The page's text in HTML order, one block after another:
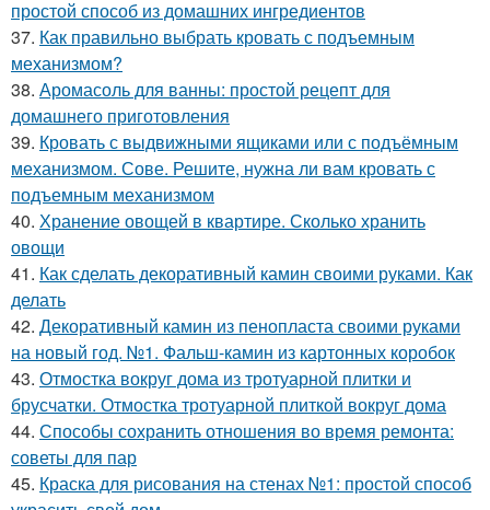
простой способ из домашних ингредиентов
37. Как правильно выбрать кровать с подъемным
механизмом?
38. Аромасоль для ванны: простой рецепт для
домашнего приготовления
39. Кровать с выдвижными ящиками или с подъёмным
механизмом. Сове. Решите, нужна ли вам кровать с
подъемным механизмом
40. Хранение овощей в квартире. Сколько хранить
овощи
41. Как сделать декоративный камин своими руками. Как
делать
42. Декоративный камин из пенопласта своими руками
на новый год. №1. Фальш-камин из картонных коробок
43. Отмостка вокруг дома из тротуарной плитки и
брусчатки. Отмостка тротуарной плиткой вокруг дома
44. Способы сохранить отношения во время ремонта:
советы для пар
45. Краска для рисования на стенах №1: простой способ